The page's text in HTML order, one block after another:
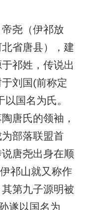
帝尧（伊祁放
省唐县），建
祁姓，传说出
刘国(前称定
国名为氏。
唐氏的领袖，
部落联盟首
唐尧出身在顺
祁山就又称作
第九子源明被
遂以国名为